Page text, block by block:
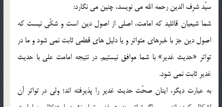
سيّد شرف الدين رحمه الله مي نويسد، چنين مي نگارد:
شما شيعيان قائليد كه امامت، اصلي از اصول دين است و شكّي نيست كه
اصول دين جز با خبرهاي متواتر و يا دليل هاي قطعي ثابت نمي شود و ما در
تواتر «حديث غدير» با شما موافق نيستيم. در نتيجه امامت علي با حديث
غدير ثابت نمي شود.
به عبارت ديگر، اينان صحّت حديث غدير را پذيرفته اند؛ ولي در تواتر آن